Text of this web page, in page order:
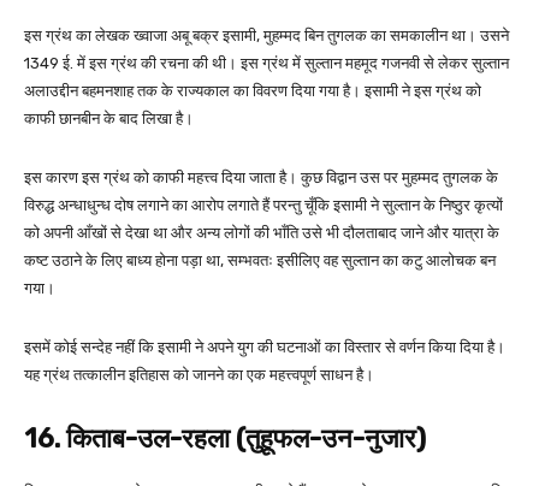
इस ग्रंथ का लेखक ख्वाजा अबू बक्र इसामी, मुहम्मद बिन तुगलक का समकालीन था। उसने
1349 ई. में इस ग्रंथ की रचना की थी। इस ग्रंथ में सुल्तान महमूद गजनवी से लेकर सुल्तान
अलाउद्दीन बहमनशाह तक के राज्यकाल का विवरण दिया गया है। इसामी ने इस ग्रंथ को
काफी छानबीन के बाद लिखा है।
इस कारण इस ग्रंथ को काफी महत्त्व दिया जाता है। कुछ विद्वान उस पर मुहम्मद तुगलक के
विरुद्ध अन्धाधुन्ध दोष लगाने का आरोप लगाते हैं परन्तु चूँकि इसामी ने सुल्तान के निष्ठुर कृत्यों
को अपनी आँखों से देखा था और अन्य लोगों की भाँति उसे भी दौलताबाद जाने और यात्रा के
कष्ट उठाने के लिए बाध्य होना पड़ा था, सम्भवतः इसीलिए वह सुल्तान का कटु आलोचक बन
गया।
इसमें कोई सन्देह नहीं कि इसामी ने अपने युग की घटनाओं का विस्तार से वर्णन किया दिया है।
यह ग्रंथ तत्कालीन इतिहास को जानने का एक महत्त्वपूर्ण साधन है।
16. किताब-उल-रहला (तुहूफल-उन-नुजार)